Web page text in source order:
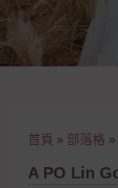
首頁 » 部落格 »
A PO Lin